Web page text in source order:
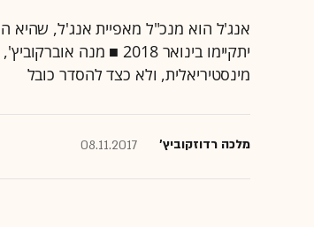
אנג'ל הוא מנכ"ל מאפיית אנג'ל, שהיא
יתקיימו בינואר 2018
מינסטיריאלית, ולא כצד להסדר כובל
מלכה רדוזקוביץ' 08.11.2017